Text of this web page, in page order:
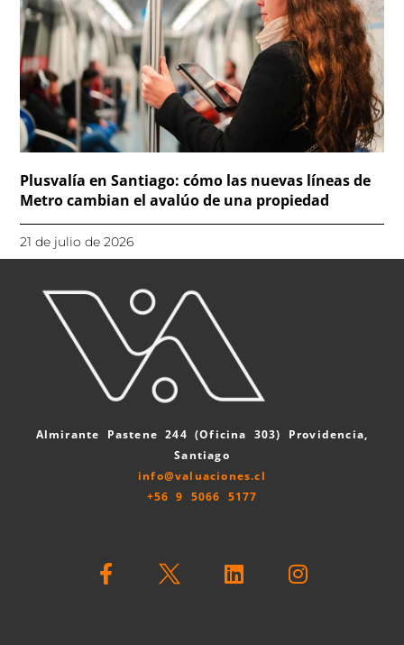
Plusvalía en Santiago: cómo las nuevas líneas de
Metro cambian el avalúo de una propiedad
21 de julio de 2026
Almirante Pastene 244 (Oficina 303) Providencia,
Santiago
info@valuaciones.cl
+56 9 5066 5177
a i n